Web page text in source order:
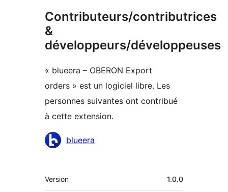
Contributeurs/contributrices
&
développeurs/développeuses
« blueera – OBERON Export
orders » est un logiciel libre. Les
personnes suivantes ont contribué
à cette extension.
Contributeurs
blueera
Méta
Version 1.0.0